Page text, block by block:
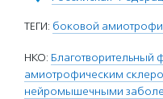
ТЕГИ: боковой
НКО:
амиотрофическим
нейромышечными